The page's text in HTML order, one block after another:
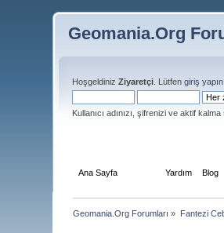
Geomania.Org
HoşgeldinizZiyaretçi . Lütfengiriş yapın
Kullanıcı adınızı, şifrenizi ve aktif
Ana Sayfa Yardım Blog
Geomania.Org Forumları » Fantezi